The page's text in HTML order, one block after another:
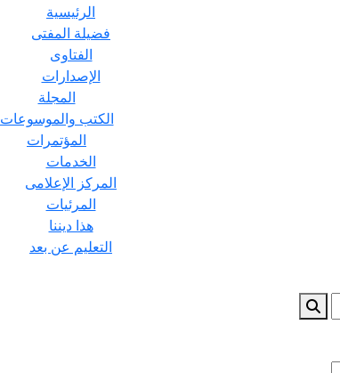
الرئيسية
فضيلة المفتى
الفتاوى
الإصدارات
المجلة
الكتب والموسوعات
المؤتمرات
الخدمات
المركز الإعلامى
المرئيات
هذا ديننا
التعليم عن بعد